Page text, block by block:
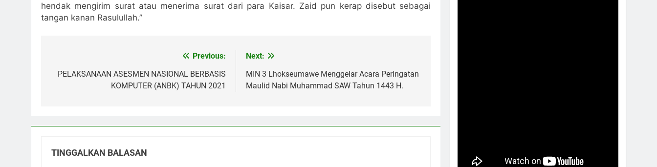
hendak mengirim surat atau menerima surat dari para Kaisar. Zaid pun kerap disebut sebagai
tangan kanan Rasulullah.”
pos
Previous:
PELAKSANAAN ASESMEN NASIONAL BERBASIS
KOMPUTER (ANBK) TAHUN 2021
Next:
MIN 3 Lhokseumawe Menggelar Acara Peringatan
Maulid Nabi Muhammad SAW Tahun 1443 H.
TINGGALKAN BALASAN